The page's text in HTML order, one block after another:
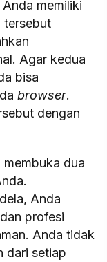
memiliki
tersebut
Agar kedua
bisa
browser.
dengan
dua
Anda
profesi
Anda tidak
dari setiap